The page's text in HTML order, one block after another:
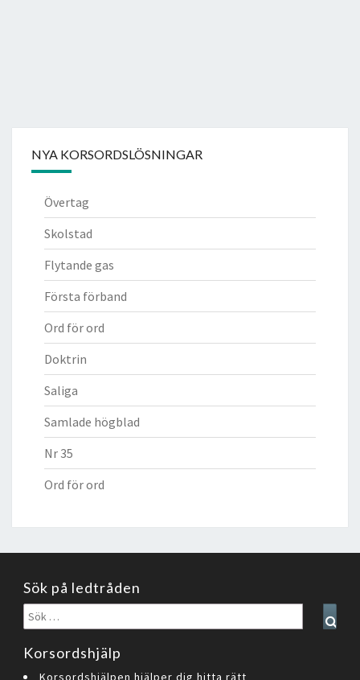
NYA KORSORDSLÖSNINGAR
Övertag
Skolstad
Flytande gas
Första förband
Ord för ord
Doktrin
Saliga
Samlade högblad
Nr 35
Ord för ord
Sök på ledtråden
Sök
efter:
Korsordshjälp
Korsordshjälpen hjälper dig hitta rätt